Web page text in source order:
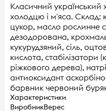
Класичний
холодцю і м'яса. Склад:
цукор, масло рослинне
дезодорована,
кукурудзяний, сіль,
кислота, стабілізатори
ріжкового дерева),
антиоксидант
барвник червоний
Характеристики
ВиробникВерес